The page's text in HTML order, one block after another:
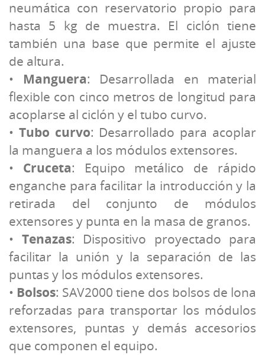
neumática con reservatorio propio para
hasta 5 kg de muestra. El ciclón tiene
también una base que permite el ajuste
de altura.
• Manguera: Desarrollada en material
flexible con cinco metros de longitud para
acoplarse al ciclón y el tubo curvo.
• Tubo curvo: Desarrollado para acoplar
la manguera a los módulos extensores.
• Cruceta: Equipo metálico de rápido
enganche para facilitar la introducción y la
retirada del conjunto de módulos
extensores y punta en la masa de granos.
• Tenazas: Dispositivo proyectado para
facilitar la unión y la separación de las
puntas y los módulos extensores.
• Bolsos: SAV2000 tiene dos bolsos de lona
reforzadas para transportar los módulos
extensores, puntas y demás accesorios
que componen el equipo.